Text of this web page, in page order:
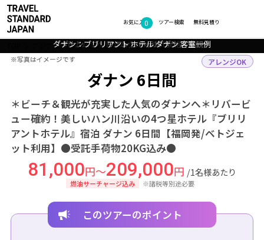
お気に入り
0 無料見積り
ツアー検索
ベトナム ダナン ツアー詳細
ダナン 6日間
＊ビーチ＆観光が充実した人気のダナンへ＊リバービ
ュー確約！美しいハン川沿いの4つ星ホテル『ブリリ
アントホテル』宿泊 ダナン 6日間【福岡発/ベトジェ
ット利用】●受託手荷物20KG込み●
アレンジOK
81,000円～209,000円 /1名様あたり
燃油サーチャージ込み ※諸税等別途必要
ダナン：ミーケービーチ
ベトナム：ベトナムグルメの代表格 フォー
ダナン：ブリリアント ホテル ダナン 外観
ダナン：ブリリアント ホテル ダナン 客室一例
ダナン：ドラゴン橋 夜景
フォトギャラリー
※写真はイメージです
※写真はイメージです
このツアーのポイント